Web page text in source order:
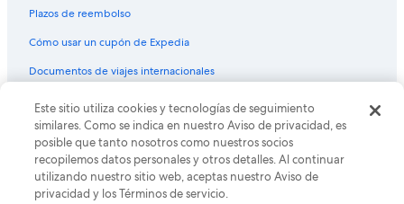
Vuelos de Los Ángeles (LAX) a Chicago (MDW)
Vuelos de Nueva York (LGA) a Chicago (MDW)
Vuelos de Kansas City (MCI) a Chicago (MDW)
Vuelos de Memphis (MEM) a Chicago (MDW)
Vuelos de McAllen (MFE) a Chicago (MDW)
Vuelos de Morelia (MLM) a Chicago (MDW)
Plazos de reembolso
Cómo usar un cupón de Expedia
Documentos de viajes internacionales
© 2026 Expedia, Inc., una empresa de Expedia Group. Todos los
derechos reservados. Expedia y el logo de Expedia son marcas
registradas o marcas comerciales de Expedia, Inc. CST# 2029030-50.
Este sitio utiliza cookies y tecnologías de seguimiento
similares. Como se indica en nuestro Aviso de privacidad, es
posible que tanto nosotros como nuestros socios
recopilemos datos personales y otros detalles. Al continuar
utilizando nuestro sitio web, aceptas nuestro Aviso de
privacidad y los Términos de servicio.